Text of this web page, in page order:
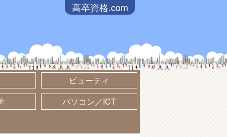
高卒資格.com
ビューティ
パソコン／ICT